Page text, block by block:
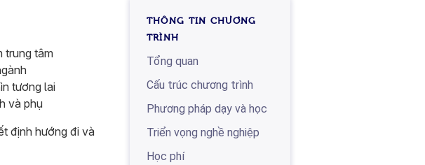
trung tâm
tương lai
và phụ
định hướng đi và
THÔNG TIN CHƯƠNG
TRÌNH
Tổng quan
Cấu trúc chương trình
Phương pháp dạy và học
Triển vọng nghề nghiệp
Học phí